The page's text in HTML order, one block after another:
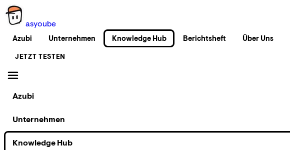
asyoube
Azubi Unternehmen Knowledge Hub Berichtsheft Über Uns
JETZT TESTEN
Azubi
Unternehmen
Knowledge Hub